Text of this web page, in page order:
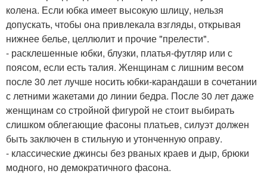
колена. Если юбка имеет высокую шлицу, нельзя
допускать, чтобы она привлекала взгляды, открывая
нижнее белье, целлюлит и прочие "прелести".
- расклешенные юбки, блузки, платья-футляр или с
поясом, если есть талия. Женщинам с лишним весом
после 30 лет лучше носить юбки-карандаши в сочетании
с летними жакетами до линии бедра. После 30 лет даже
женщинам со стройной фигурой не стоит выбирать
слишком облегающие фасоны платьев, силуэт должен
быть заключен в стильную и утонченную оправу.
- классические джинсы без рваных краев и дыр, брюки
модного, но демократичного фасона.